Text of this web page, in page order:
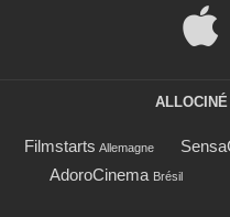
Filmstarts Allemagne
AdoroCinema Brésil